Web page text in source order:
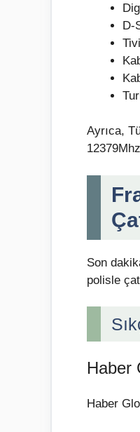
D-
Ayrıca,
Son
polisle
Haber
Haber